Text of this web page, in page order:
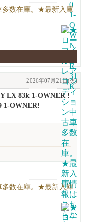
多数在庫。★最新入庫
2026年07月21日(火)
LX 83k 1-OWNER !
1-OWNER!
多数在庫。★最新入庫